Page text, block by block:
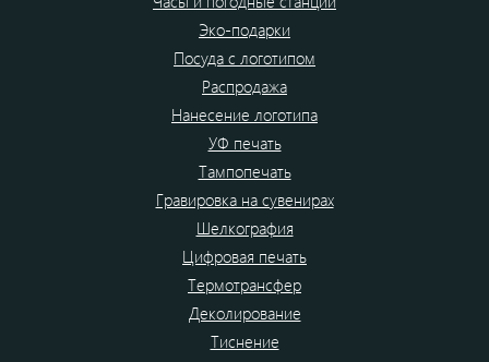
Эко-подарки
Посуда с логотипом
Распродажа
Нанесение логотипа
УФ печать
Тампопечать
Гравировка на сувенирах
Шелкография
Цифровая печать
Термотрансфер
Деколирование
Тиснение